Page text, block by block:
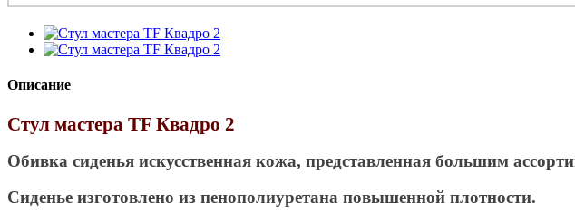
Описание
Стул мастера TF Квадро 2
Обивка сиденья искусственная кожа, представленная большим
Сиденье изготовлено из пенополиуретана повышенной плотности.